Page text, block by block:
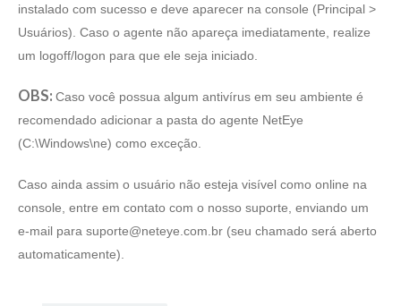
instalado com sucesso e deve aparecer na console (Principal >
Usuários). Caso o agente não apareça imediatamente, realize
um logoff/logon para que ele seja iniciado.
OBS: Caso você possua algum antivírus em seu ambiente é
recomendado adicionar a pasta do agente NetEye
(C:\Windows\ne) como exceção.
Caso ainda assim o usuário não esteja visível como online na
console, entre em contato com o nosso suporte, enviando um
e-mail para suporte@neteye.com.br (seu chamado será aberto
automaticamente).